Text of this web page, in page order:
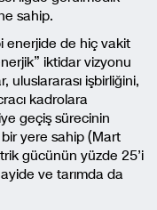
sahip.
enerjide de hiç vakit
iktidar vizyonu
işbirliğini,
kadrolara
geçiş sürecinin
yere sahip (Mart
gücünün yüzde 25’i
ve tarımda da